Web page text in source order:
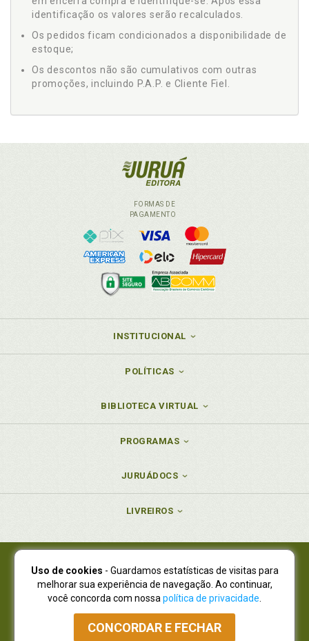
identificação os valores serão recalculados.
Os pedidos ficam condicionados a disponibilidade de
estoque;
Os descontos não são cumulativos com outras
promoções, incluindo P.A.P. e Cliente Fiel.
FORMAS DE
PAGAMENTO
INSTITUCIONAL
POLÍTICAS
BIBLIOTECA VIRTUAL
PROGRAMAS
JURUÁDOCS
LIVREIROS
Juruá Editora Ltda., CNPJ 77.535.508/0001-19
Juruá Informática Ltda., CNPJ 01.701.561/0001-80
NOVO ENDEREÇO:R. Flávio Dallegrave, 7665, São Lourenço |
Curitiba - Paraná - CEP 82210-310
Atendimento: (41) 4009-3900|Vendas Atacado: (41) 4009-3939
Uso de cookies - Guardamos estatísticas de visitas para
melhorar sua experiência de navegação. Ao continuar,
você concorda com nossa política de privacidade
CONCORDAR E FECHAR